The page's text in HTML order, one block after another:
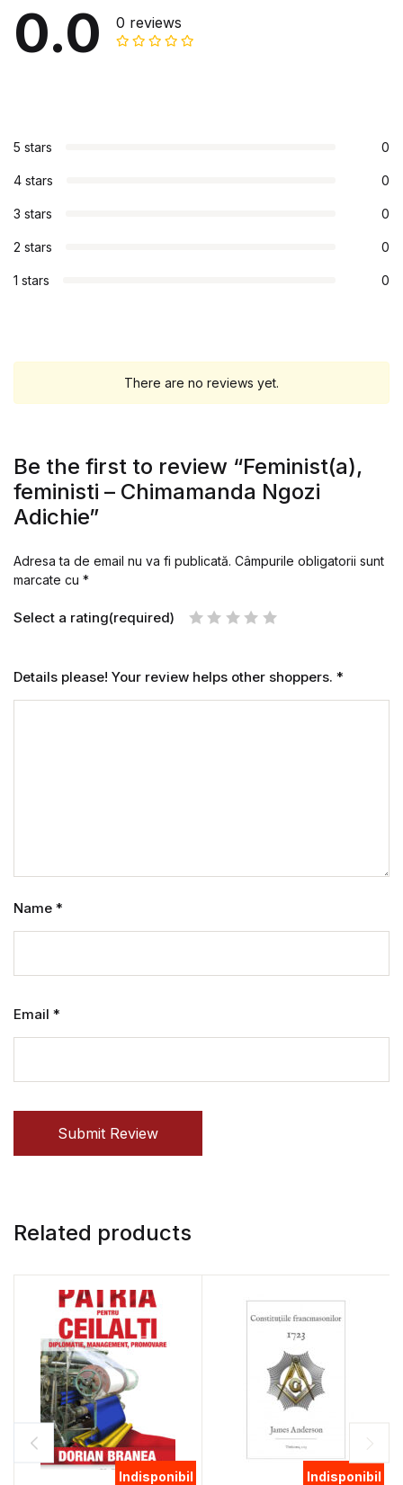
0.0 0 reviews
5 stars 0
4 stars 0
3 stars 0
2 stars 0
1 stars 0
There are no reviews yet.
Be the first to review “Feminist(a),
feministi – Chimamanda Ngozi
Adichie”
Adresa ta de email nu va fi publicată. Câmpurile obligatorii sunt
marcate cu *
Select a rating(required)
Details please! Your review helps other shoppers. *
Name *
Email *
Submit Review
Related products
Indisponibil Indisponibil